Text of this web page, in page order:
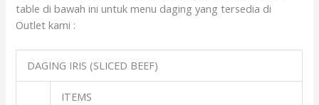
table di bawah ini untuk menu daging yang tersedia di
Outlet kami :
DAGING IRIS (SLICED BEEF)
ITEMS